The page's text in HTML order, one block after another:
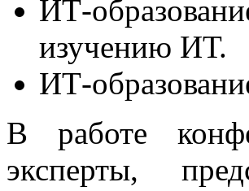
ИТ-
изучению ИТ.
ИТ-
В работе
эксперты,